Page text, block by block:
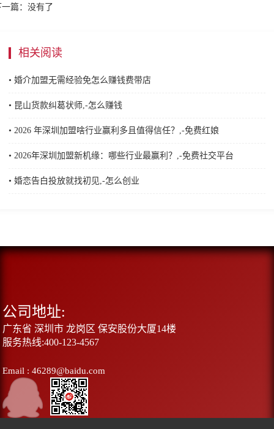
一篇：没有了
相关阅读
• 婚介加盟无需经验免怎么赚钱费带店
• 昆山货款纠葛状师,-怎么赚钱
• 2026 年深圳加盟啥行业赢利多且值得信任？,-免费红娘
• 2026年深圳加盟新机缘：哪些行业最赢利？,-免费社交平台
• 婚恋告白投放就找初见,-怎么创业
公司地址:
广东省 深圳市 龙岗区 保安股份大厦14楼
服务热线:400-123-4567
Email : 46289@baidu.com